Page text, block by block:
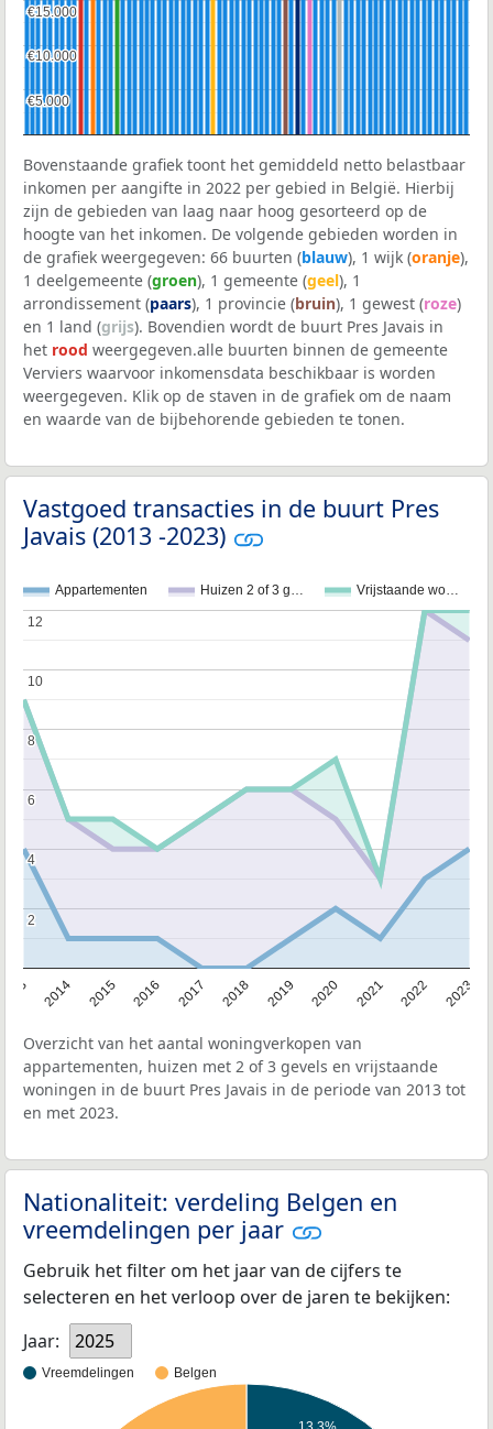
€5.000
€5.000
€10.000
€10.000
€15.000
€15.000
Bovenstaande grafiek toont het gemiddeld netto belastbaar
inkomen per aangifte in 2022 per gebied in België. Hierbij
zijn de gebieden van laag naar hoog gesorteerd op de
hoogte van het inkomen. De volgende gebieden worden in
de grafiek weergegeven: 66 buurten (blauw), 1 wijk (oranje),
1 deelgemeente (groen), 1 gemeente (geel), 1
arrondissement (paars), 1 provincie (bruin), 1 gewest (roze)
en 1 land (grijs). Bovendien wordt de buurt Pres Javais in
het rood weergegeven.alle buurten binnen de gemeente
Verviers waarvoor inkomensdata beschikbaar is worden
weergegeven. Klik op de staven in de grafiek om de naam
en waarde van de bijbehorende gebieden te tonen.
Vastgoed transacties in de buurt Pres
Javais (2013 -2023)
Appartementen Huizen 2 of 3 g… Vrijstaande wo…
2014 2015 2016 2017 2018 2019 2020 2021 2022 2023
2
2
4
4
6
6
8
8
10
10
12
12
Overzicht van het aantal woningverkopen van
appartementen, huizen met 2 of 3 gevels en vrijstaande
woningen in de buurt Pres Javais in de periode van 2013 tot
en met 2023.
Nationaliteit: verdeling Belgen en
vreemdelingen per jaar
Gebruik het filter om het jaar van de cijfers te
selecteren en het verloop over de jaren te bekijken:
Jaar:
2025
Vreemdelingen Belgen